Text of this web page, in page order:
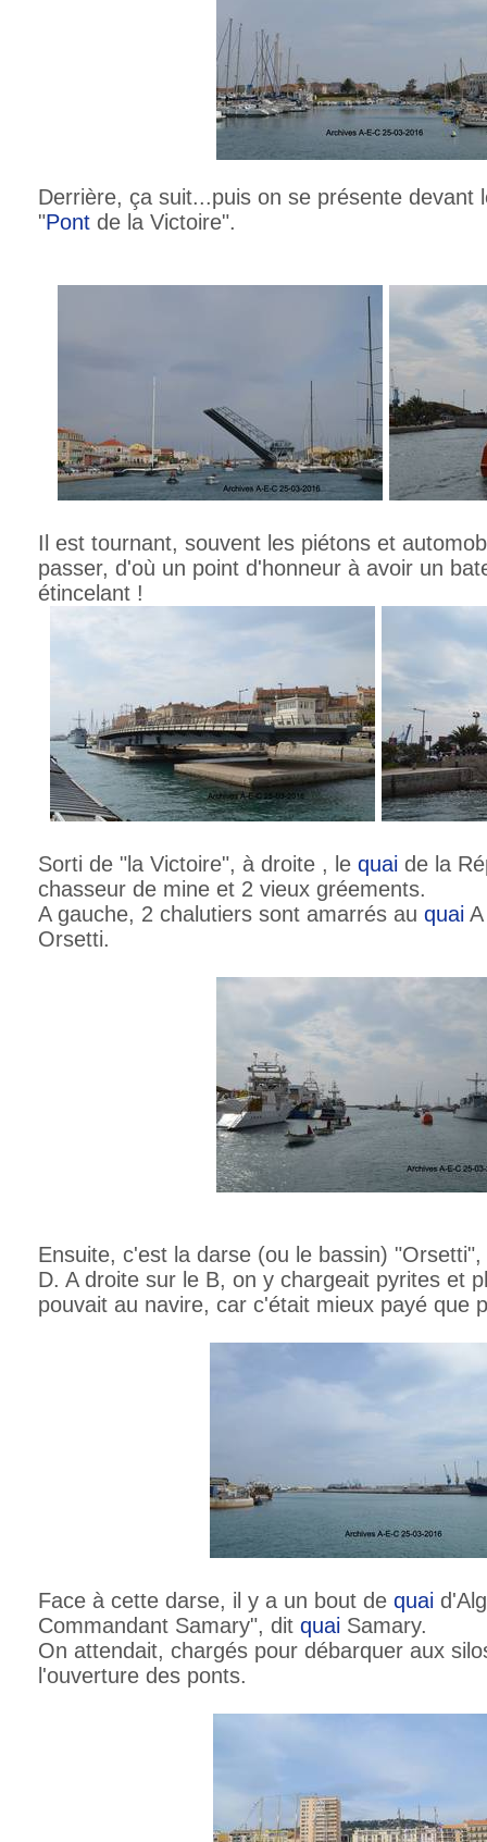
Derrière, ça suit...puis on se présente devant
"Pont de la Victoire".
Il est tournant, souvent les piétons et
passer, d'où un point d'honneur à avoir un
étincelant !
Sorti de "la Victoire", à droite , le quai de la
chasseur de mine et 2 vieux gréements.
A gauche, 2 chalutiers sont amarrés au quai
Orsetti.
Ensuite, c'est la darse (ou le bassin)
D. A droite sur le B, on y chargeait pyrites et
pouvait au navire, car c'était mieux payé que
Face à cette darse, il y a un bout de quai
Commandant Samary", dit quai Samary.
On attendait, chargés pour débarquer aux
l'ouverture des ponts.